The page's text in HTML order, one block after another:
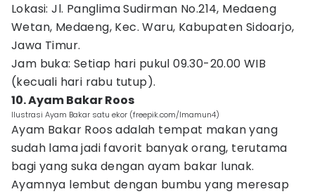
Lokasi: Jl. Panglima Sudirman No.214, Medaeng
Wetan, Medaeng, Kec. Waru, Kabupaten Sidoarjo,
Jawa Timur.
Jam buka: Setiap hari pukul 09.30-20.00 WIB
(kecuali hari rabu tutup).
10. Ayam Bakar Roos
Ilustrasi Ayam Bakar satu ekor (freepik.com/lmamun4)
Ayam Bakar Roos adalah tempat makan yang
sudah lama jadi favorit banyak orang, terutama
bagi yang suka dengan ayam bakar lunak.
Ayamnya lembut dengan bumbu yang meresap